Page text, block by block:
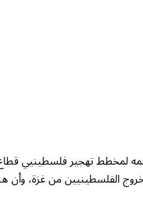
لمخطط تهجير فلسطينيي
الفلسطينيين من غزة، وأن